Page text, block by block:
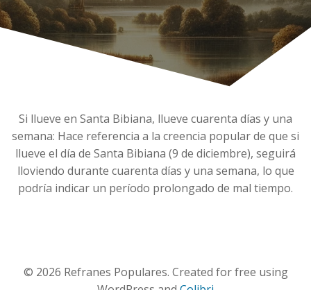
Si llueve en Santa Bibiana, llueve cuarenta días y una
semana: Hace referencia a la creencia popular de que si
llueve el día de Santa Bibiana (9 de diciembre), seguirá
lloviendo durante cuarenta días y una semana, lo que
podría indicar un período prolongado de mal tiempo.
© 2026 Refranes Populares. Created for free using